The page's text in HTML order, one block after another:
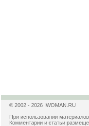
© 2002 - 2026 IWOMAN.RU
При использовании
Комментарии и статьи